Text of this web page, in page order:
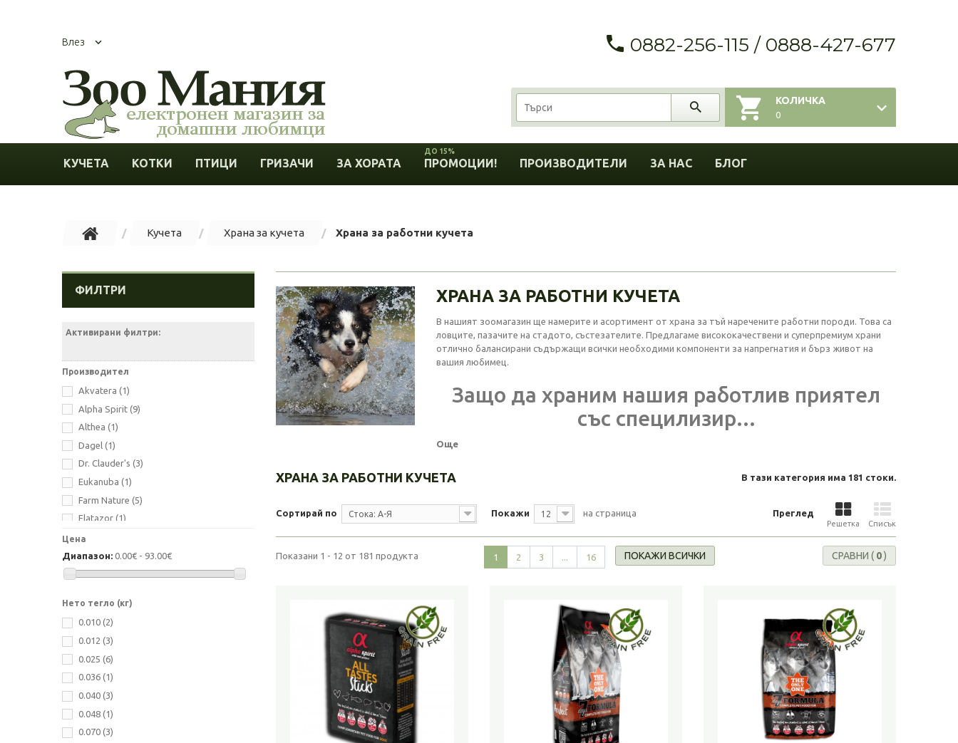
Влез 0882-256-115 / 0888-427-677
КОЛИЧКА
0
КУЧЕТА КОТКИ ПТИЦИ ГРИЗАЧИ ЗА ХОРАТА ПРОМОЦИИ!
ДО 15%
ПРОИЗВОДИТЕЛИ ЗА НАС БЛОГ
Кучета Храна за кучета Храна за работни кучета
ХРАНА ЗА РАБОТНИ КУЧЕТА
В нашият зоомагазин ще намерите и асортимент от храна за тъй наречените работни породи. Това са
ловците, пазачите на стадото, състезателите. Предлагаме висококачествени и суперпремиум храни
отлично балансирани съдържащи всички необходими компоненти за напрегнатия и бърз живот на
вашия любимец.
Защо да храним нашия работлив приятел
със специлизир...
Още
ХРАНА ЗА РАБОТНИ КУЧЕТА В тази категория има 181 стоки.
Преглед
Решетка Списък
Сортирай по Стока: А-Я Покажи 12 на страница
СРАВНИ ( 0)
ПОКАЖИ ВСИЧКИ
1 2 3 ... 16
Показани 1 - 12 от 181 продукта
ФИЛТРИ
Активирани филтри:
Производител
Akvatera (1)
Alpha Spirit (9)
Althea (1)
Dagel (1)
Dr. Clauder's (3)
Eukanuba (1)
Farm Nature (5)
Flatazor (1)
Gimborn
INABA(3)
Isegrim(20)
Nobby (16)
Nuevo(6)
Optima Nova
Pet Interest
Planet Pet
Primum
Quattro
Riverwood
Цена
Диапазон: 0.00€ - 93.00€
Нето тегло (кг)
0.010 (2)
0.012 (3)
0.025 (6)
0.036 (1)
0.040 (3)
0.048 (1)
0.070 (3)